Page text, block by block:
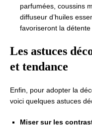
parfumées, coussins
diffuseur d’huiles
favoriseront la détente
Les astuces
et tendance
Enfin, pour adopter la
voici quelques astuces
Miser sur les